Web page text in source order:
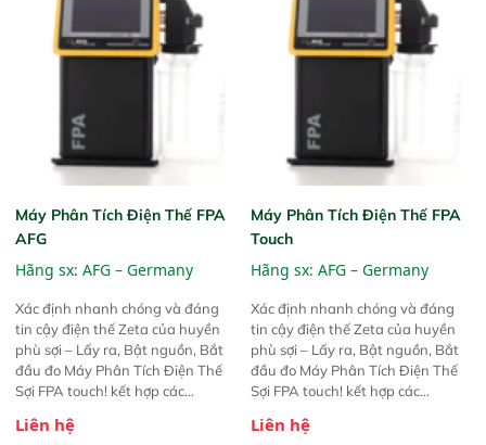
Máy Phân Tích Điện Thế FPA
AFG
Hãng sx: AFG – Germany
Xác định nhanh chóng và đáng
tin cậy điện thế Zeta của huyền
phù sợi – Lấy ra, Bật nguồn, Bắt
đầu đo Máy Phân Tích Điện Thế
Sợi FPA touch! kết hợp các
được chứng minh với sự đơn giản
Liên hệ
Máy Phân Tích Điện Thế FPA
Touch
Hãng sx: AFG – Germany
Xác định nhanh chóng và đáng
tin cậy điện thế Zeta của huyền
phù sợi – Lấy ra, Bật nguồn, Bắt
đầu đo Máy Phân Tích Điện Thế
Sợi FPA touch! kết hợp các
được chứng minh với sự đơn giản
Liên hệ